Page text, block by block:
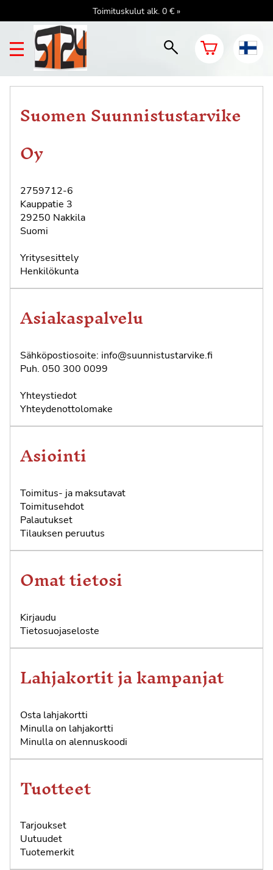
Toimituskulut alk. 0 € »
Suomen Suunnistustarvike
Oy
2759712-6
Kauppatie 3
29250 Nakkila
Suomi
Yritysesittely
Henkilökunta
Asiakaspalvelu
Sähköpostiosoite: info@suunnistustarvike.fi
Puh. 050 300 0099
Yhteystiedot
Yhteydenottolomake
Asiointi
Toimitus- ja maksutavat
Toimitusehdot
Palautukset
Tilauksen peruutus
Omat tietosi
Kirjaudu
Tietosuojaseloste
Lahjakortit ja kampanjat
Osta lahjakortti
Minulla on lahjakortti
Minulla on alennuskoodi
Tuotteet
Tarjoukset
Uutuudet
Tuotemerkit